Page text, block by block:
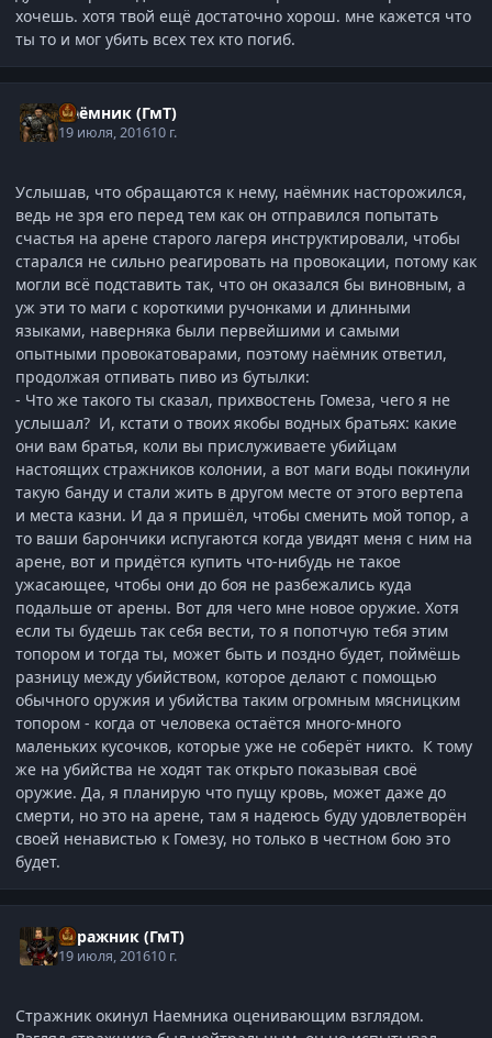
хочешь. хотя твой ещё достаточно хорош. мне кажется что
ты то и мог убить всех тех кто погиб.
Наёмник (ГмТ)
19 июля, 201610 г.
Услышав, что обращаются к нему, наёмник насторожился,
ведь не зря его перед тем как он отправился попытать
счастья на арене старого лагеря инструктировали, чтобы
старался не сильно реагировать на провокации, потому как
могли всё подставить так, что он оказался бы виновным, а
уж эти то маги с короткими ручонками и длинными
языками, наверняка были первейшими и самыми
опытными провокатоварами, поэтому наёмник ответил,
продолжая отпивать пиво из бутылки:
- Что же такого ты сказал, прихвостень Гомеза, чего я не
услышал? И, кстати о твоих якобы водных братьях: какие
они вам братья, коли вы прислуживаете убийцам
настоящих стражников колонии, а вот маги воды покинули
такую банду и стали жить в другом месте от этого вертепа
и места казни. И да я пришёл, чтобы сменить мой топор, а
то ваши барончики испугаются когда увидят меня с ним на
арене, вот и придётся купить что-нибудь не такое
ужасающее, чтобы они до боя не разбежались куда
подальше от арены. Вот для чего мне новое оружие. Хотя
если ты будешь так себя вести, то я попотчую тебя этим
топором и тогда ты, может быть и поздно будет, поймёшь
разницу между убийством, которое делают с помощью
обычного оружия и убийства таким огромным мясницким
топором - когда от человека остаётся много-много
маленьких кусочков, которые уже не соберёт никто. К тому
же на убийства не ходят так открьто показывая своё
оружие. Да, я планирую что пущу кровь, может даже до
смерти, но это на арене, там я надеюсь буду удовлетворён
своей ненавистью к Гомезу, но только в честном бою это
будет.
Стражник (ГмТ)
19 июля, 201610 г.
Стражник окинул Наемника оценивающим взглядом.